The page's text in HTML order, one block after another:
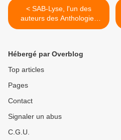
< SAB-Lyse, l'un des
auteurs des Anthologies
éphémères
Hébergé par Overblog
Top articles
Pages
Contact
Signaler un abus
C.G.U.